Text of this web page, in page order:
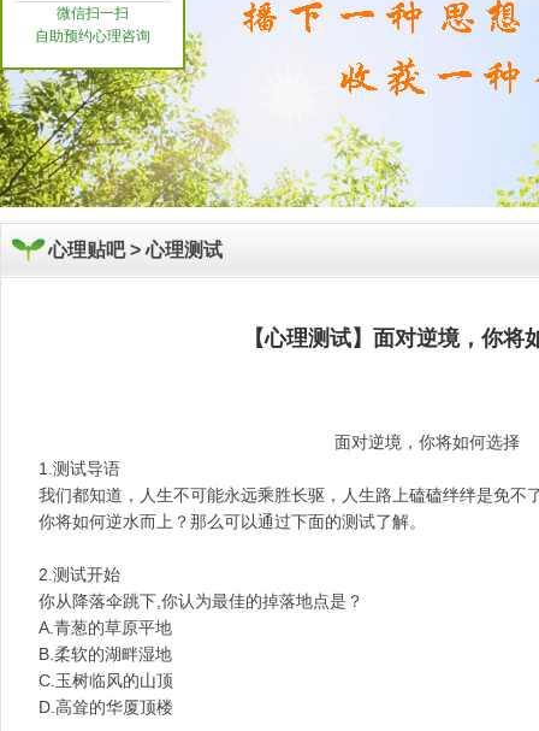
心理贴吧 >心理测试
【心理测试】面对逆境，你将
面对逆境，你将如何选择
1.测试导语
我们都知道，人生不可能永远乘胜长驱，人生路上磕磕绊绊是免不
你将如何逆水而上？那么可以通过下面的测试了解。
2.测试开始
你从降落伞跳下,你认为最佳的掉落地点是？
A.青葱的草原平地
B.柔软的湖畔湿地
C.玉树临风的山顶
D.高耸的华厦顶楼
微信扫一扫
自助预约心理咨询